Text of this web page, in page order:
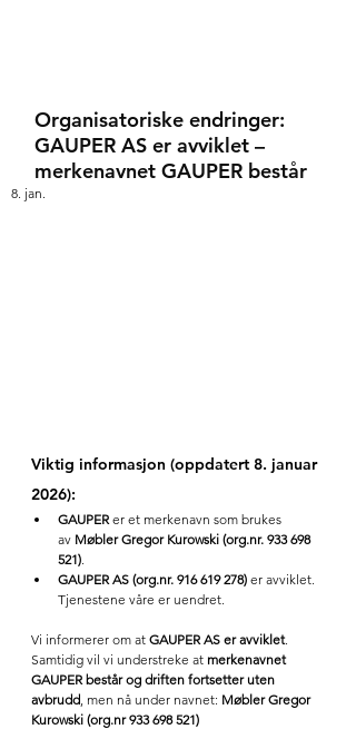
Organisatoriske endringer:
GAUPER AS er avviklet –
merkenavnet GAUPER består
8. jan.
Viktig informasjon (oppdatert 8. januar
2026):
GAUPER er et merkenavn som brukes
av Møbler Gregor Kurowski (org.nr. 933 698
521)
GAUPER AS (org.nr. 916 619 278) er avviklet.
Tjenestene våre er uendret.
Vi informerer om at GAUPER AS er avviklet.
Samtidig vil vi understreke at merkenavnet
GAUPER består og driften fortsetter uten
avbrudd , men nå under navnet: Møbler Gregor
Kurowski (org.nr 933 698 521)